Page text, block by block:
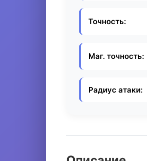
Точность:
Маг. точность:
Радиус атаки: